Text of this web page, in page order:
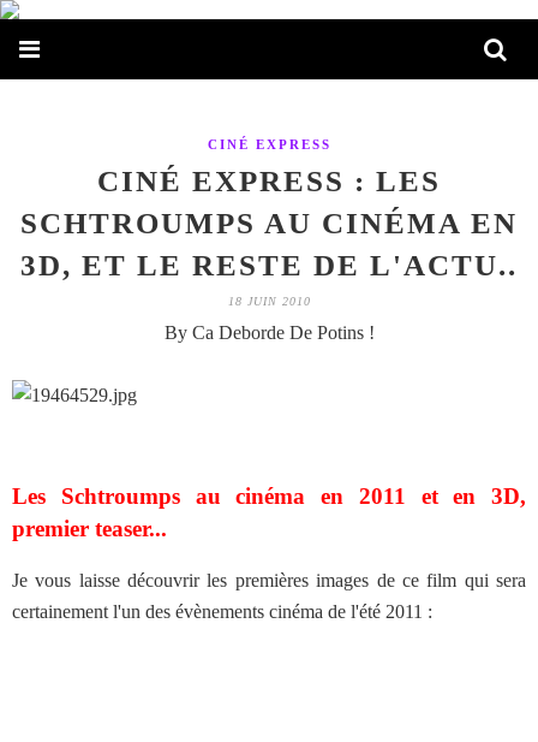
CINÉ EXPRESS
CINÉ EXPRESS : LES
SCHTROUMPS AU CINÉMA EN
3D, ET LE RESTE DE L'ACTU..
18 JUIN 2010
By Ca Deborde De Potins !
Les Schtroumps au cinéma en 2011 et en 3D,
premier teaser...
Je vous laisse découvrir les premières images de ce film qui sera
certainement l'un des évènements cinéma de l'été 2011 :